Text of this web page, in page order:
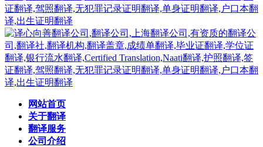
网站首页
关于翻译
翻译服务
公司介绍